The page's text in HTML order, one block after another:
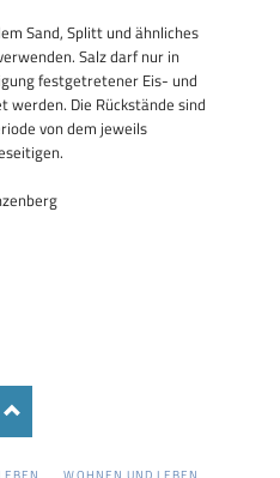
Sand, Splitt und ähnliches
Salz darf nur in
festgetretener Eis- und
werden. Die Rückstände sind
von dem jeweils